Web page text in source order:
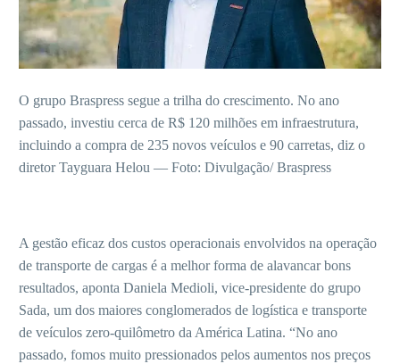
O grupo Braspress segue a trilha do crescimento. No ano
passado, investiu cerca de R$ 120 milhões em infraestrutura,
incluindo a compra de 235 novos veículos e 90 carretas, diz o
diretor Tayguara Helou — Foto: Divulgação/ Braspress
A gestão eficaz dos custos operacionais envolvidos na operação
de transporte de cargas é a melhor forma de alavancar bons
resultados, aponta Daniela Medioli, vice-presidente do grupo
Sada, um dos maiores conglomerados de logística e transporte
de veículos zero-quilômetro da América Latina. “No ano
passado, fomos muito pressionados pelos aumentos nos preços